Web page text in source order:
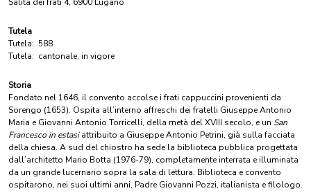
Tutela
Tutela: 588
Tutela: cantonale, in vigore
Storia
Fondato nel 1646, il convento accolse i frati cappuccini provenienti da
Sorengo (1653). Ospita all’interno affreschi dei fratelli Giuseppe Antonio
Maria e Giovanni Antonio Torricelli, della metà del XVIII secolo, e un San
Francesco in estasiattribuito a Giuseppe Antonio Petrini, già sulla facciata
della chiesa. A sud del chiostro ha sede la biblioteca pubblica progettata
dall’architetto Mario Botta (1976-79), completamente interrata e illuminata
da un grande lucernario sopra la sala di lettura. Biblioteca e convento
ospitarono, nei suoi ultimi anni, Padre Giovanni Pozzi, italianista e filologo.